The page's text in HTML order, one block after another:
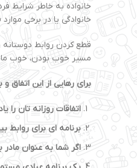
خانواده به خاطر شرایط
خانوادگی یا در برخی
قطع کردن روابط
مسیر خوب بودن، خوب
برای رهایی از این اتفاق
اتفاقات روزانه تان را
برنامه ای برای روابط
اگر شما به عنوان